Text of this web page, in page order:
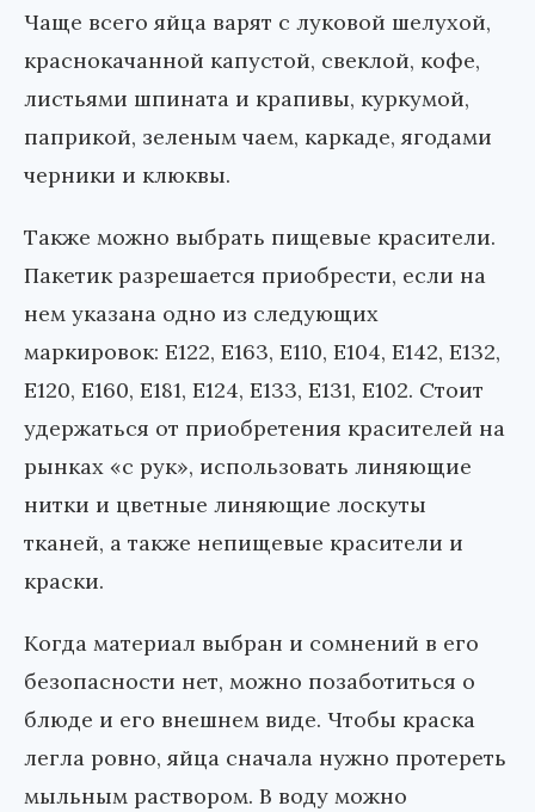
Чаще всего яйца варят с луковой шелухой,
краснокачанной капустой, свеклой, кофе,
листьями шпината и крапивы, куркумой,
паприкой, зеленым чаем, каркаде, ягодами
черники и клюквы.
Также можно выбрать пищевые красители.
Пакетик разрешается приобрести, если на
нем указана одно из следующих
маркировок: Е122, Е163, Е110, Е104, Е142, Е132,
Е120, Е160, Е181, Е124, Е133, Е131, Е102. Стоит
удержаться от приобретения красителей на
рынках «с рук», использовать линяющие
нитки и цветные линяющие лоскуты
тканей, а также непищевые красители и
краски.
Когда материал выбран и сомнений в его
безопасности нет, можно позаботиться о
блюде и его внешнем виде. Чтобы краска
легла ровно, яйца сначала нужно протереть
мыльным раствором. В воду можно